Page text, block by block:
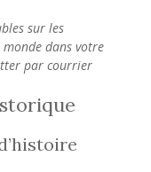
sur les
dans votre
par courrier